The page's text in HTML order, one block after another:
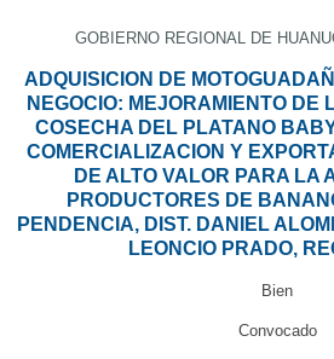
GOBIERNO REGIONAL DE
ADQUISICION DE
NEGOCIO: MEJORAMIENTO DE
COSECHA DEL PLATANO
COMERCIALIZACION Y
DE ALTO VALOR PARA LA
PRODUCTORES DE
PENDENCIA, DIST. DANIEL
LEONCIO PRADO,
Bien
Convocado